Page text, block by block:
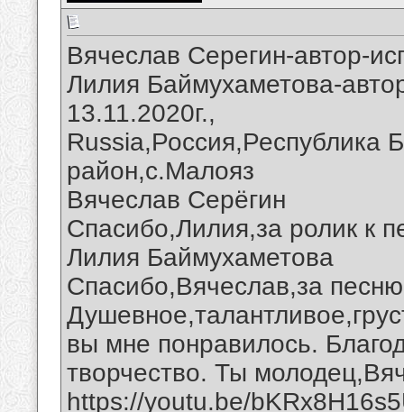
Вячеслав Серегин-автор-
Лилия Баймухаметова-
13.11.2020г.,
Russia,Россия,Республика
район,с.Малояз
Вячеслав Серёгин
Спасибо,Лилия,за ролик к
Лилия Баймухаметова
Спасибо,Вячеслав,за
вы мне понравилось.
творчество. Ты
https://youtu.be/